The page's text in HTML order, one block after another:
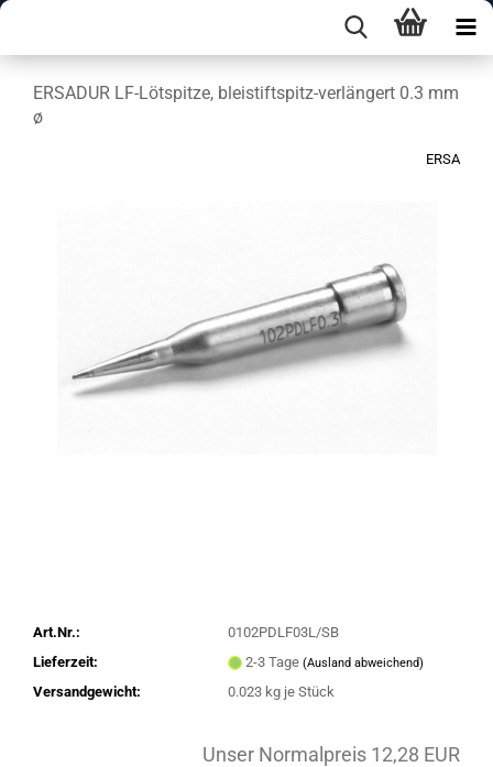
ERSADUR LF-Lötspitze, bleistiftspitz-verlängert 0.3 mm
ø
ERSA
Art.Nr.:
0102PDLF03L/SB
Lieferzeit:
2-3 Tage (Ausland abweichend)
Versandgewicht: 0.023kg je Stück
Unser Normalpreis 12,28 EUR